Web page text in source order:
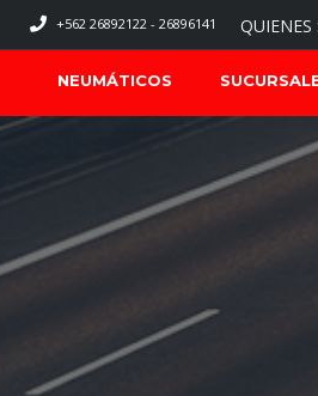
QUIENES
+562 26892122 - 26896141
NEUMÁTICOS